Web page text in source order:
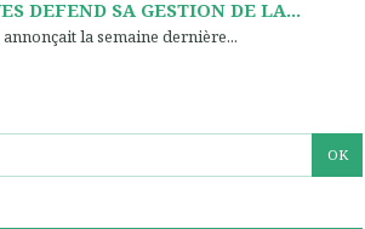
DEFEND SA GESTION DE LA...
la semaine dernière...